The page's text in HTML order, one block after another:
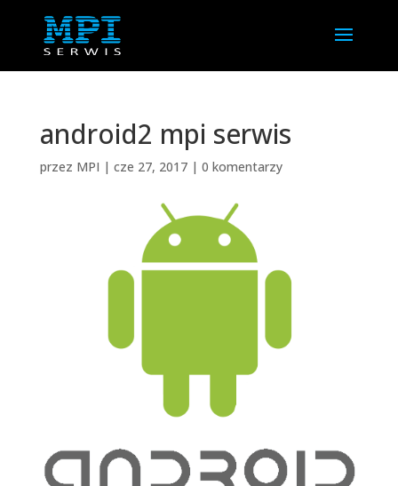
android2 mpi serwis
przez MPI | cze 27, 2017| 0 komentarzy